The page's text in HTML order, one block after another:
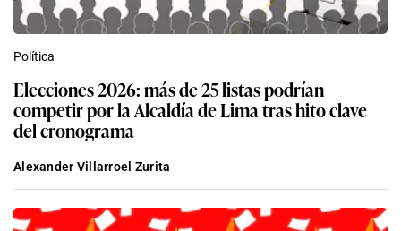
Política
Elecciones 2026: más de 25 listas podrían
competir por la Alcaldía de Lima tras hito clave
del cronograma
Alexander Villarroel Zurita